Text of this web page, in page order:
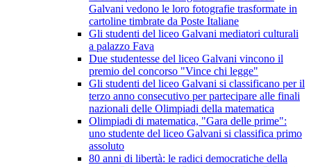
Galvani vedono le loro fotografie trasformate in
cartoline timbrate da Poste Italiane
Gli studenti del liceo Galvani mediatori culturali
a palazzo Fava
Due studentesse del liceo Galvani vincono il
premio del concorso "Vince chi legge"
Gli studenti del liceo Galvani si classificano per il
terzo anno consecutivo per partecipare alle finali
nazionali delle Olimpiadi della matematica
Olimpiadi di matematica, "Gara delle prime":
uno studente del liceo Galvani si classifica primo
assoluto
80 anni di libertà: le radici democratiche della